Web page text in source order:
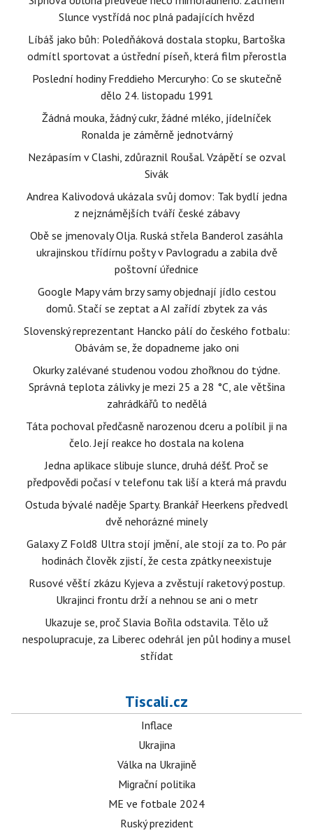
Slunce vystřídá noc plná padajících hvězd
Líbáš jako bůh: Poledňáková dostala stopku, Bartoška
odmítl sportovat a ústřední píseň, která film přerostla
Poslední hodiny Freddieho Mercuryho: Co se skutečně
dělo 24. listopadu 1991
Žádná mouka, žádný cukr, žádné mléko, jídelníček
Ronalda je záměrně jednotvárný
Nezápasím v Clashi, zdůraznil Roušal. Vzápětí se ozval
Sivák
Andrea Kalivodová ukázala svůj domov: Tak bydlí jedna
z nejznámějších tváří české zábavy
Obě se jmenovaly Olja. Ruská střela Banderol zasáhla
ukrajinskou třídírnu pošty v Pavlogradu a zabila dvě
poštovní úřednice
Google Mapy vám brzy samy objednají jídlo cestou
domů. Stačí se zeptat a AI zařídí zbytek za vás
Slovenský reprezentant Hancko pálí do českého fotbalu:
Obávám se, že dopadneme jako oni
Okurky zalévané studenou vodou zhořknou do týdne.
Správná teplota zálivky je mezi 25 a 28 °C, ale většina
zahrádkářů to nedělá
Táta pochoval předčasně narozenou dceru a políbil ji na
čelo. Její reakce ho dostala na kolena
Jedna aplikace slibuje slunce, druhá déšť. Proč se
předpovědi počasí v telefonu tak liší a která má pravdu
Ostuda bývalé naděje Sparty. Brankář Heerkens předvedl
dvě nehorázné minely
Galaxy Z Fold8 Ultra stojí jmění, ale stojí za to. Po pár
hodinách člověk zjistí, že cesta zpátky neexistuje
Rusové věští zkázu Kyjeva a zvěstují raketový postup.
Ukrajinci frontu drží a nehnou se ani o metr
Ukazuje se, proč Slavia Bořila odstavila. Tělo už
nespolupracuje, za Liberec odehrál jen půl hodiny a musel
střídat
Tiscali.cz
Inflace
Ukrajina
Válka na Ukrajině
Migrační politika
ME ve fotbale 2024
Ruský prezident